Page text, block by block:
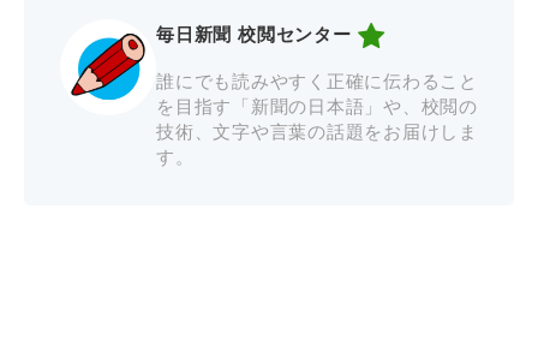
毎日新聞 校閲センター
誰にでも読みやすく正確に伝わること
を目指す「新聞の日本語」や、校閲の
技術、文字や言葉の話題をお届けしま
す。